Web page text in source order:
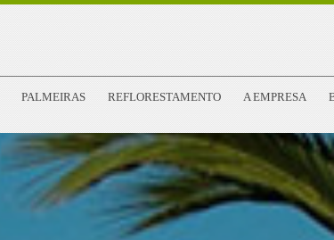
PALMEIRAS REFLORESTAMENTO A EMPRESA